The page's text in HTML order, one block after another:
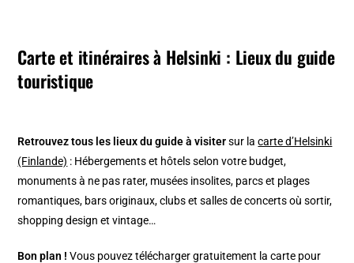
Carte et itinéraires à Helsinki : Lieux du guide
touristique
Retrouvez tous les lieux du guide à visitersur lacarte d’Helsinki
(Finlande) : Hébergements et hôtels selon votre budget,
monuments à ne pas rater, musées insolites, parcs et plages
romantiques, bars originaux, clubs et salles de concerts où sortir,
shopping design et vintage…
Bon plan !Vous pouvez télécharger gratuitement la carte pour